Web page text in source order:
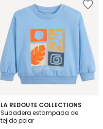
LA REDOUTE COLLECTIONS
Sudadera estampada de
tejido polar